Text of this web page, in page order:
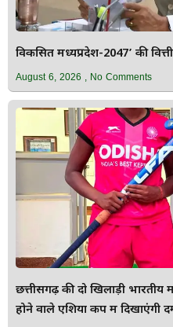
विकसित मध्यप्रदेश-2047’ की
August 6, 2026 No Comments
छत्तीसगढ़ की दो खिलाड़ी भारतीय
होने वाले एशिया कप में दिखाएंगी